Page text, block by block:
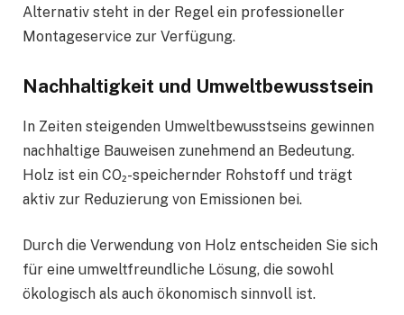
Alternativ steht in der Regel ein professioneller
Montageservice zur Verfügung.
Nachhaltigkeit und Umweltbewusstsein
In Zeiten steigenden Umweltbewusstseins gewinnen
nachhaltige Bauweisen zunehmend an Bedeutung.
Holz ist ein CO₂-speichernder Rohstoff und trägt
aktiv zur Reduzierung von Emissionen bei.
Durch die Verwendung von Holz entscheiden Sie sich
für eine umweltfreundliche Lösung, die sowohl
ökologisch als auch ökonomisch sinnvoll ist.